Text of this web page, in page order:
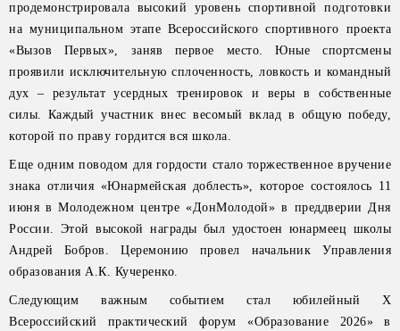
продемонстрировала высокий уровень спортивной подготовки
на муниципальном этапе Всероссийского спортивного проекта
«Вызов Первых», заняв первое место. Юные спортсмены
проявили исключительную сплоченность, ловкость и командный
дух – результат усердных тренировок и веры в собственные
силы. Каждый участник внес весомый вклад в общую победу,
которой по праву гордится вся школа.
Еще одним поводом для гордости стало торжественное вручение
знака отличия «Юнармейская доблесть», которое состоялось 11
июня в Молодежном центре «ДонМолодой» в преддверии Дня
России. Этой высокой награды был удостоен юнармеец школы
Андрей Бобров. Церемонию провел начальник Управления
образования А.К. Кучеренко.
Следующим важным событием стал юбилейный Х
Всероссийский практический форум «Образование 2026» в